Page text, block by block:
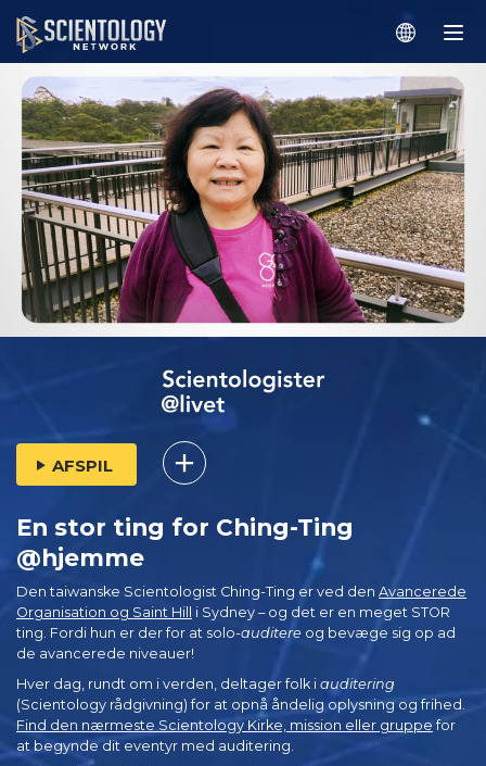
AFSPIL
En stor ting for Ching-Ting
@hjemme
Den taiwanske Scientologist Ching-Ting er ved den Avancerede
Organisation og Saint Hill i Sydney – og det er en meget STOR
ting. Fordi hun er der for at solo-auditere og bevæge sig op ad
de avancerede niveauer!
Hver dag, rundt om i verden, deltager folk i auditering
(Scientology rådgivning) for at opnå åndelig oplysning og frihed.
Find den nærmeste Scientology Kirke, mission eller gruppe for
at begynde dit eventyr med auditering.